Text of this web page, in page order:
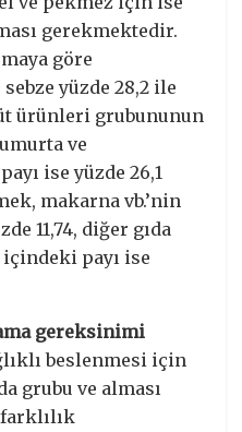
gerekmektedir.
göre
yüzde 28,2 ile
ürünleri grubununun
ve
ise yüzde 26,1
makarna vb.’nin
11,74, diğer gıda
payı ise
gereksinimi
beslenmesi için
grubu ve alması